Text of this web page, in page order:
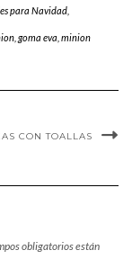
para Navidad
, goma eva minion
CON TOALLAS
obligatorios están